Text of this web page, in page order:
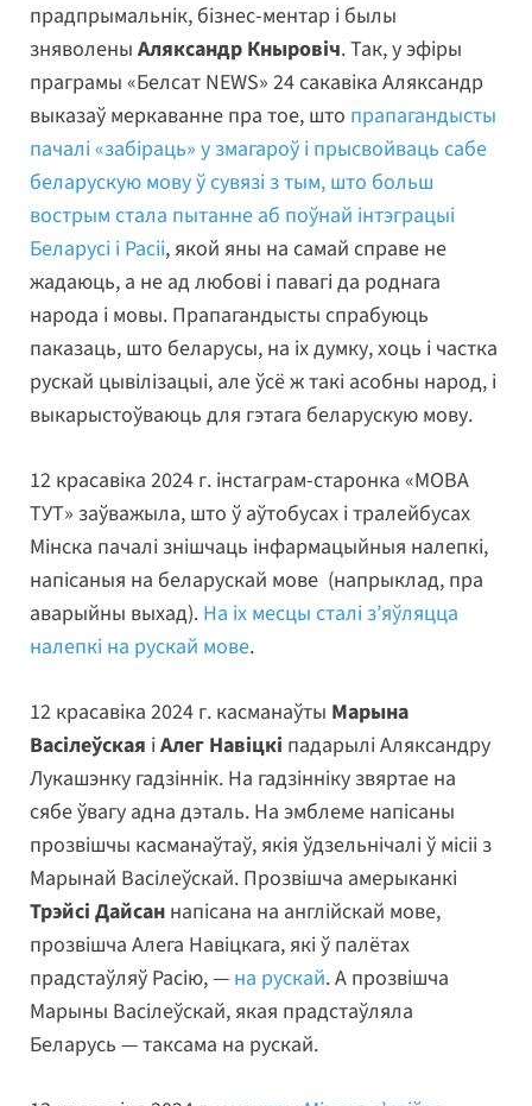
прадпрымальнік, бізнес-ментар і былы
зняволены Аляксандр Кныровіч. Так, у эфіры
праграмы «Белсат NEWS» 24 сакавіка Аляксандр
выказаў меркаванне пра тое, што прапагандысты
пачалі «забіраць» у змагароў і прысвойваць сабе
беларускую мову ў сувязі з тым, што больш
вострым стала пытанне аб поўнай інтэграцыі
Беларусі і Расіі, якой яны на самай справе не
жадаюць, а не ад любові і павагі да роднага
народа і мовы. Прапагандысты спрабуюць
паказаць, што беларусы, на іх думку, хоць і частка
рускай цывілізацыі, але ўсё ж такі асобны народ, і
выкарыстоўваюць для гэтага беларускую мову.
12 красавіка 2024 г. інстаграм-старонка «МОВА
ТУТ» заўважыла, што ў аўтобусах і тралейбусах
Мінска пачалі знішчаць інфармацыйныя налепкі,
напісаныя на беларускай мове (напрыклад, пра
аварыйны выхад). На іх месцы сталі з’яўляцца
налепкі на рускай мове.
12 красавіка 2024 г. касманаўты Марына
Васілеўская іАлег Навіцкі падарылі Аляксандру
Лукашэнку гадзіннік. На гадзінніку звяртае на
сябе ўвагу адна дэталь. На эмблеме напісаны
прозвішчы касманаўтаў, якія ўдзельнічалі ў місіі з
Марынай Васілеўскай. Прозвішча амерыканкі
Трэйсі Дайсан напісана на англійскай мове,
прозвішча Алега Навіцкага, які ў палётах
прадстаўляў Расію, — на рускай. А прозвішча
Марыны Васілеўскай, якая прадстаўляла
Беларусь — таксама на рускай.